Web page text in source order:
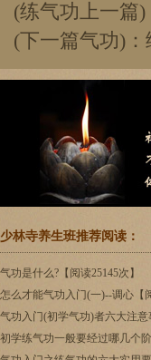
(练气功上一篇)
(下一篇气功)：
少林寺养生班推荐阅读：
气功是什么?【阅读25145次】
怎么才能气功入门(一)--调心【
气功入门(初学气功)者六大注意
初学练气功一般要经过哪几个